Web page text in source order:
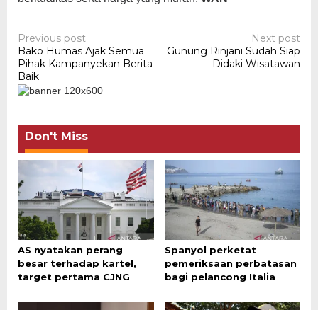
Post
navigation
Previous post
Bako Humas Ajak Semua
Pihak Kampanyekan Berita
Baik
Next post
Gunung Rinjani Sudah Siap
Didaki Wisatawan
Don't Miss
AS nyatakan perang
besar terhadap kartel,
target pertama CJNG
Spanyol perketat
pemeriksaan perbatasan
bagi pelancong Italia